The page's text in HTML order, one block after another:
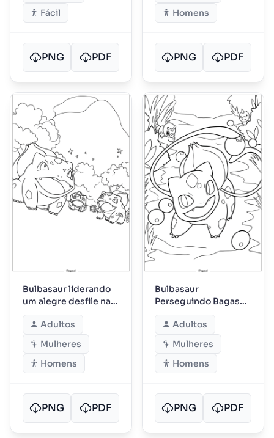
Fácil
PNG PDF
Homens
PNG PDF
Bulbasaur liderando
um alegre desfile na
floresta
Adultos
Mulheres
Homens
PNG PDF
Bulbasaur
Perseguindo Bagas
Enquanto os Amigos
da Floresta Observam
Adultos
Mulheres
Homens
PNG PDF